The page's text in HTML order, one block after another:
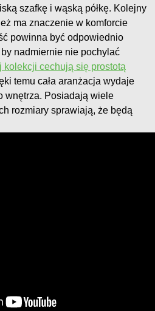
szafkę i wąską półkę. Kolejny
ma znaczenie w komforcie
powinna być odpowiednio
nadmiernie nie pochylać
kolekcji cechują się prostotą
temu cała aranżacja wydaje
wnętrza. Posiadają wiele
rozmiary sprawiają, że będą